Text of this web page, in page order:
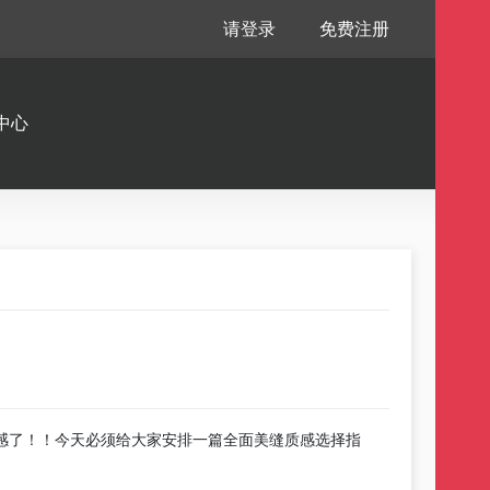
请登录 免费注册
心
！！今天必须给大家安排一篇全面美缝质感选择指